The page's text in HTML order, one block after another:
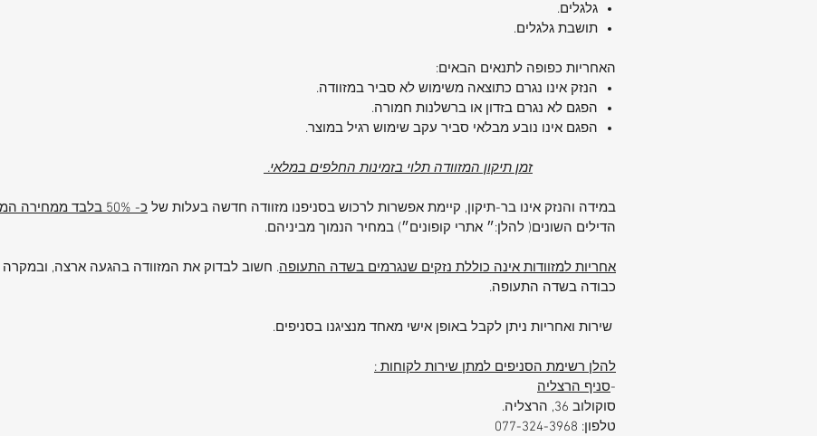
– מהעמסה על הרכב ועד לשינוע בשדות תעופה.
ניידות חלקה ושקטה
קליל, חלק ושקט.
הגלגלים סובבים 360° ומגיבים היטב גם
במסדרונות צפופים או משטחים קשים.
מנגנון נעילה עם קומבינציה ומנעול TSA יעניק
פנים המזוודה כוללתא רוכסן לשמירה על
חולצות מקופלותורצועות פנימיות לחיזוק
למה לבחור ב-Samsonite?
מותג Samsonite מוביל את שוק המזוודות
ומחויבות לאיכות.
דגם KJ131004 מביא את כל היתרונות למזוודה
אחת –חוזק, נפח, ונוחות אמיתית
סיכום:
אם אתם זקוקים למזוודה גדולה שתדע לעמוד
גלגלים.
תושבת גלגלים.
האחריות כפופה לתנאים הבאים:
הנזק אינו נגרם כתוצאה משימוש לא סביר במזוודה.
הפגם לא נגרם בזדון או ברשלנות חמורה.
הפגם אינו נובע מבלאי סביר עקב שימוש רגיל במוצר.
זמן תיקון המזוודה תלוי בזמינות החלפים במלאי.
במידה והנזק אינו בר-תיקון, קיימת אפשרות לרכוש בסניפנו מזוודה חדשה בעלות של כ- 50% בלבד ממחירה המקורי
הדילים השונים( להלן:״ אתרי קופונים״) במחיר הנמוך מביניהם.
אחריות למזוודות אינה כוללת נזקים שנגרמים בשדה התעופה. חשוב לבדוק את המזוודה בהגעה ארצה,
כבודה בשדה התעופה.
שירות ואחריות ניתן לקבל באופן אישי מאחד מנציגנו בסניפים.
להלן רשימת הסניפים למתן שירות לקוחות :
-סניף הרצליה
סוקולוב 36, הרצליה.
טלפון: 077-324-3968